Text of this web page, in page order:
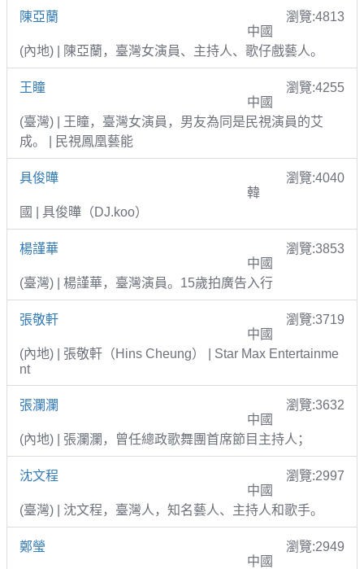
陳亞蘭
瀏覽:4813
中國
(內地) | 陳亞蘭，臺灣女演員、主持人、歌仔戲藝人。
王瞳
瀏覽:4255
中國
(臺灣) | 王瞳，臺灣女演員，男友為同是民視演員的艾
成。 | 民視鳳凰藝能
具俊曄
瀏覽:4040
韓
國 | 具俊曄（DJ.koo）
楊謹華
瀏覽:3853
中國
(臺灣) | 楊謹華，臺灣演員。15歲拍廣告入行
張敬軒
瀏覽:3719
中國
(內地) | 張敬軒（Hins Cheung） | Star Max Entertainme
nt
張瀾瀾
瀏覽:3632
中國
(內地) | 張瀾瀾，曾任總政歌舞團首席節目主持人；
沈文程
瀏覽:2997
中國
(臺灣) | 沈文程，臺灣人，知名藝人、主持人和歌手。
鄭瑩
瀏覽:2949
中國